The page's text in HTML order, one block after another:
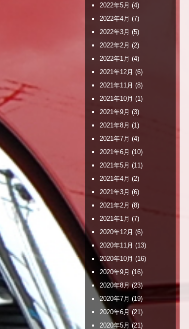
2022年5月 (4)
2022年4月 (7)
2022年3月 (5)
2022年2月 (2)
2022年1月 (4)
2021年12月 (6)
2021年11月 (8)
2021年10月 (1)
2021年9月 (3)
2021年8月 (1)
2021年7月 (4)
2021年6月 (10)
2021年5月 (11)
2021年4月 (2)
2021年3月 (6)
2021年2月 (8)
2021年1月 (7)
2020年12月 (6)
2020年11月 (13)
2020年10月 (16)
2020年9月 (16)
2020年8月(23)
2020年7月 (19)
2020年6月(21)
2020年5月 (21)